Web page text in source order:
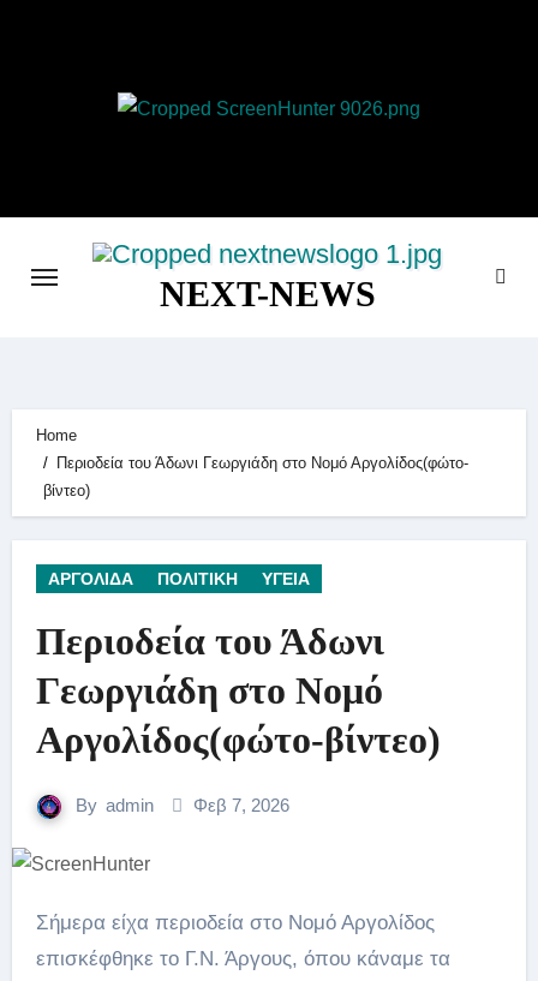
NEXT-NEWS
Home
Περιοδεία του Άδωνι Γεωργιάδη στο Νομό Αργολίδος(φώτο-
βίντεο)
ΑΡΓΟΛΙΔΑ ΠΟΛΙΤΙΚΗ ΥΓΕΙΑ
Περιοδεία του Άδωνι
Γεωργιάδη στο Νομό
Αργολίδος(φώτο-βίντεο)
By admin Φεβ 7, 2026
Σήμερα είχα περιοδεία στο Νομό Αργολίδος
επισκέφθηκε το Γ.Ν. Άργους, όπου κάναμε τα